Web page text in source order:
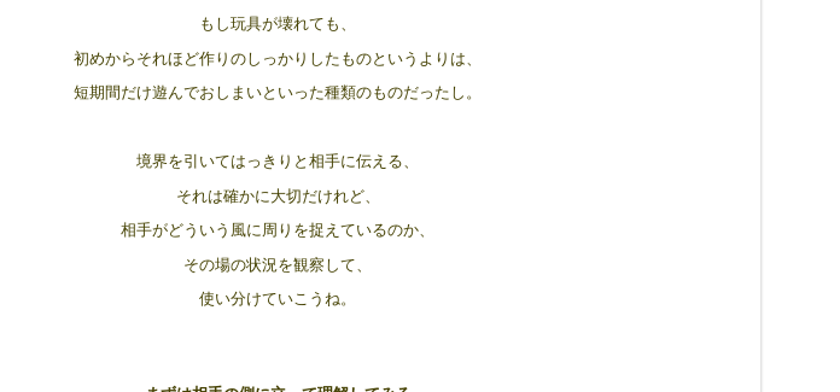
もし玩具が壊れても、
初めからそれほど作りのしっかりしたものというよりは、
短期間だけ遊んでおしまいといった種類のものだったし。
境界を引いてはっきりと相手に伝える、
それは確かに大切だけれど、
相手がどういう風に周りを捉えているのか、
その場の状況を観察して、
使い分けていこうね。